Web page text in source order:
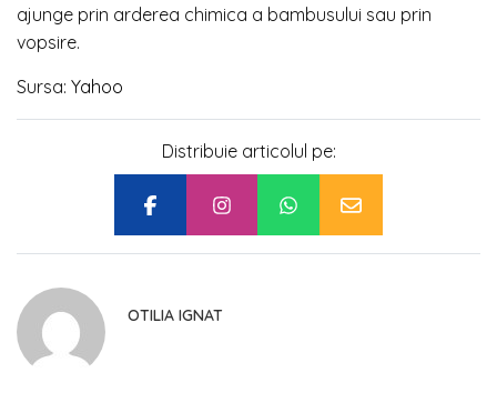
ajunge prin arderea chimica a bambusului sau prin
vopsire.
Sursa: Yahoo
Distribuie articolul pe:
OTILIA IGNAT